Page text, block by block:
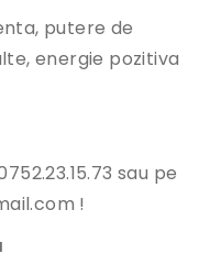
putere de
energie pozitiva
sau pe
!